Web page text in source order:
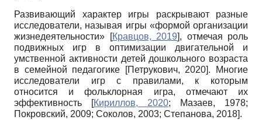
Развивающий характер игры раскрывают разные
исследователи, называя игры «формой организации
жизнедеятельности»
[Кравцов, 2019], отмечая роль
подвижных игр в оптимизации двигательной и
умственной активности детей дошкольного возраста
в семейной педагогике
[Петрукович, 2020]. Многие
исследователи игр с правилами, к которым
относится и фольклорная игра, отмечают их
эффективность
[Кириллов, 2020; Мазаев, 1978;
Покровский, 2009; Соколов, 2003; Степанова, 2018].